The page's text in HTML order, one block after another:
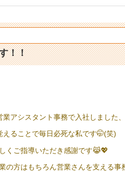
！！
アシスタント事務で入社しました
えることで毎日必死な私です🤭(笑)
くご指導いただき感謝です😹💖
の方はもちろん営業さんを支える